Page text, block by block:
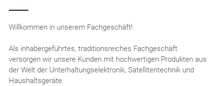
Willkommen in unserem Fachgeschäft!
Als inhabergeführtes, traditionsreiches Fachgeschäft
versorgen wir unsere Kunden mit hochwertigen Produkten aus
der Welt der Unterhaltungselektronik, Satellitentechnik und
Haushaltsgeräte.